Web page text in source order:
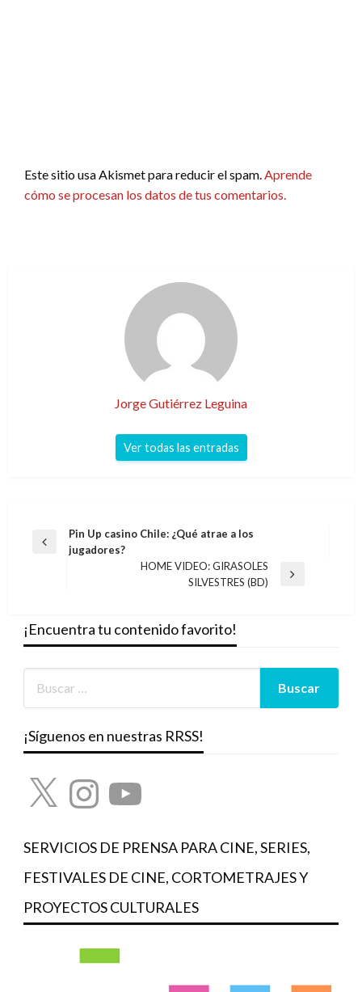
Este sitio usa Akismet para reducir el spam.Aprende
cómo se procesan los datos de tus comentarios.
Jorge Gutiérrez Leguina
Ver todas las entradas
Navegación
Entrada
Pin Up casino Chile: ¿Qué atrae a los
jugadores?
HOME VIDEO: GIRASOLES
SILVESTRES (BD)
¡Encuentra tu contenido favorito!
¡Síguenos en nuestras RRSS!
X InstagramYouTube
SERVICIOS DE PRENSA PARA CINE, SERIES,
FESTIVALES DE CINE, CORTOMETRAJES Y
PROYECTOS CULTURALES